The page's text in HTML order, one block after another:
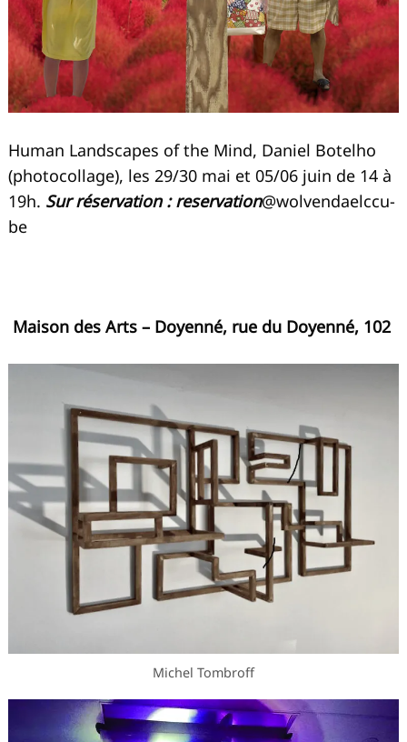
Human Landscapes of the Mind, Daniel Botelho
(photocollage), les 29/30 mai et 05/06 juin de 14 à
19h. Sur réservation : reservation@wolvendaelccu-
be
Maison des Arts – Doyenné, rue du Doyenné, 102
Michel Tombroff